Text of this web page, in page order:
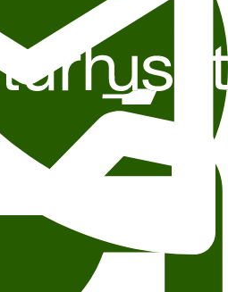
Little Pony
Om tilgjengelighet
– og få spennende nyheter og
uke!